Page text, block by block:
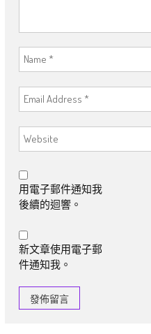
用電子郵件通知我
後續的迴響。
新文章使用電子郵
件通知我。